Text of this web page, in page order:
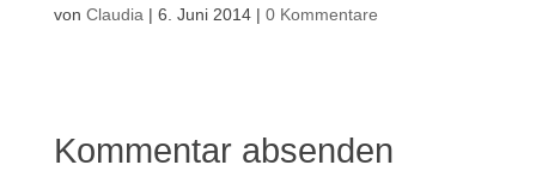
von Claudia | 6. Juni 2014| 0 Kommentare
Kommentar absenden